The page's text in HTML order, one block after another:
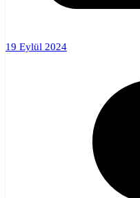
19 Eylül 2024